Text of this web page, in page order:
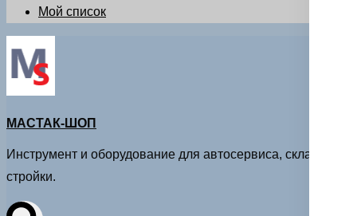
Мой список
МАСТАК-ШОП
Инструмент и оборудование для автосервиса, склада и
стройки.